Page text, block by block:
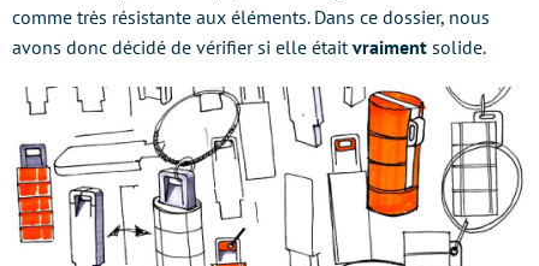
comme très résistante aux éléments. Dans ce dossier, nous
avons donc décidé de vérifier si elle étaitvraiment solide.